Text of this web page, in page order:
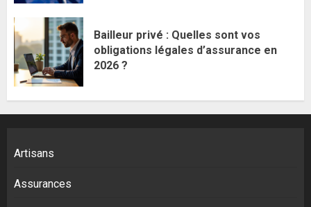
Bailleur privé : Quelles sont vos
obligations légales d’assurance en
2026 ?
Artisans
Assurances